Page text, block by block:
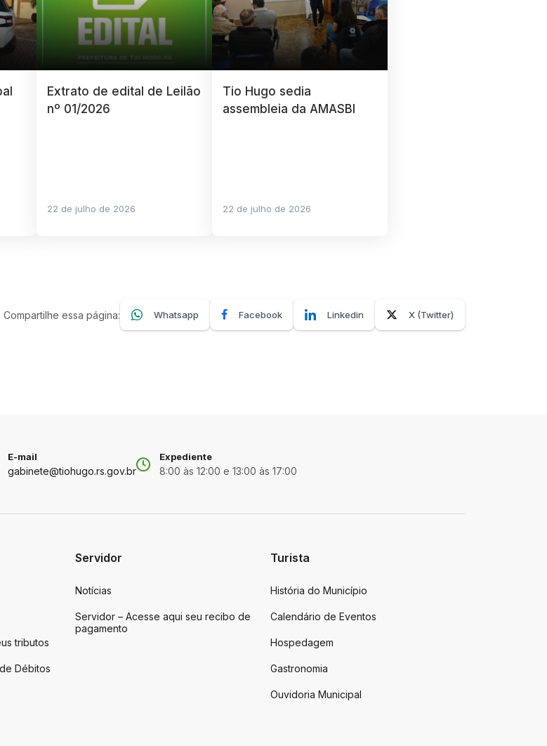
Extrato de edital de Leilão
nº 01/2026
22 de julho de 2026
Tio Hugo sedia
assembleia da AMASBI
22 de julho de 2026
Compartilhe essa página: Whatsapp Facebook Linkedin X (Twitter)
E-mail
gabinete@tiohugo.rs.gov.br
Expediente
8:00 às 12:00 e 13:00 às 17:00
tributos
Débitos
Servidor
Notícias
Servidor – Acesse aqui seu recibo de
pagamento
Turista
História do Município
Calendário de Eventos
Hospedagem
Gastronomia
Ouvidoria Municipal